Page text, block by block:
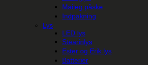
Maileg påske
Indpakning
Lys
LED lys
Stearinlys
Ester og Erik lys
Batterier